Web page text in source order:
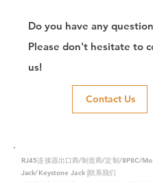
Do you have any
Please don't hesitate to
us!
Contact Us
RJ45连接器出口商/制造商/定制/8P8C/
Jack/Keystone Jack |联系我们